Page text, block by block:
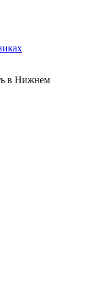
в Нижнем